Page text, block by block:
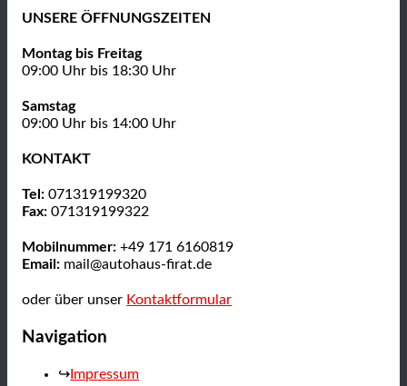
UNSERE ÖFFNUNGSZEITEN
Montag bis Freitag
09:00 Uhr bis 18:30 Uhr
Samstag
09:00 Uhr bis 14:00 Uhr
KONTAKT
Tel: 071319199320
Fax: 071319199322
Mobilnummer: +49 171 6160819
Email: mail@autohaus-firat.de
oder über unser Kontaktformular
Navigation
Impressum